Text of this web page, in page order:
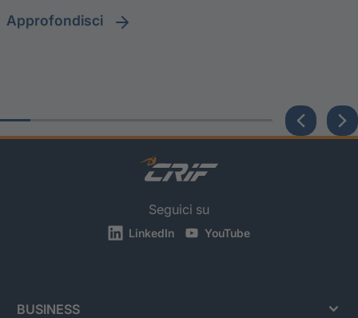
approfondisci
Seguici su
LinkedIn YouTube
BUSINESS